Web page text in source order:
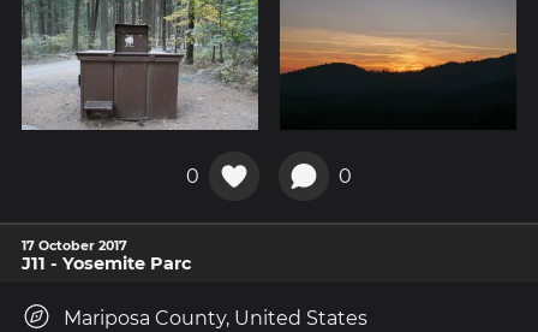
0 0
17 October 2017
J11 - Yosemite Parc
Mariposa County, United States